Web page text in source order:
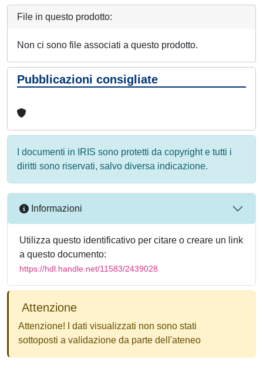
File in questo prodotto:
Non ci sono file associati a questo prodotto.
Pubblicazioni consigliate
I documenti in IRIS sono protetti da copyright e tutti i
diritti sono riservati, salvo diversa indicazione.
Informazioni
Utilizza questo identificativo per citare o creare un link
a questo documento:
https://hdl.handle.net/11583/2439028
Attenzione
Attenzione! I dati visualizzati non sono stati
sottoposti a validazione da parte dell'ateneo